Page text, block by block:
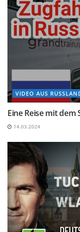
VIDEO AUS
Eine Reise mit
14.03.2024